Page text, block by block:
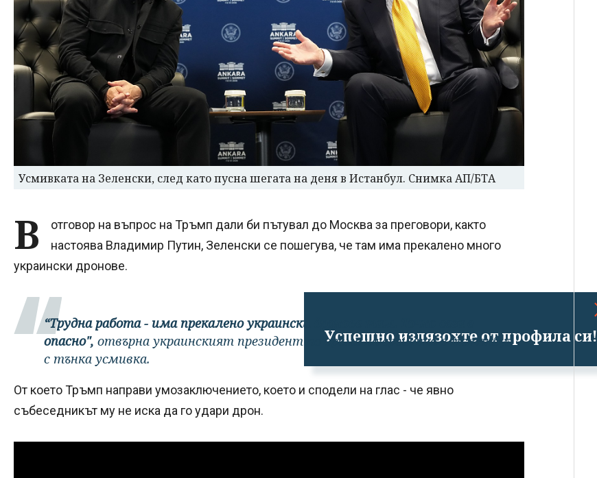
Успешно излязохте от профила си!
Усмивката на Зеленски, след като пусна шегата на деня в Истанбул. Снимка АП/БТА
В
отговор на въпрос на Тръмп дали би пътувал до Москва за преговори, както
настоява Владимир Путин, Зеленски се пошегува, че там има прекалено много
украински дронове.
“Трудна работа - има прекалено украински дронове там.
опасно", отвърна украинският президент по време на срещата в Истанбул
с тънка усмивка.
От което Тръмп направи умозаключението, което и сподели на глас - че явно
събеседникът му не иска да го удари дрон.